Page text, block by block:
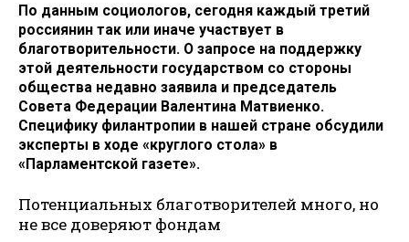
По данным социологов, сегодня каждый третий
россиянин так или иначе участвует в
благотворительности. О запросе на поддержку
этой деятельности государством со стороны
общества недавно заявила и председатель
Совета Федерации Валентина Матвиенко.
Специфику филантропии в нашей стране обсудили
эксперты в ходе «круглого стола» в
«Парламентской газете».
Потенциальных благотворителей много, но
не все доверяют фондам